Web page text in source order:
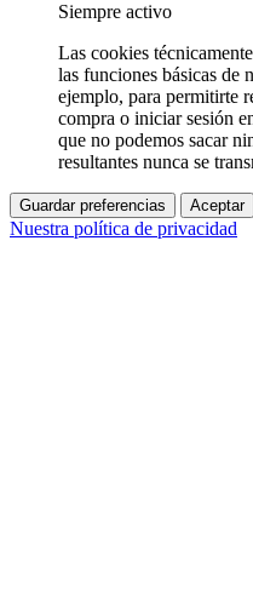
Siempre activo
Las cookies
las funciones básicas de
ejemplo, para permitirte
compra o iniciar sesión
que no podemos sacar
resultantes nunca se
Guardar preferencias Aceptar
Nuestra política de privacidad